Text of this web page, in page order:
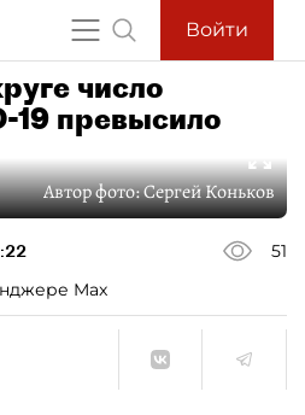
Войти
число
19 превысило
Автор фото:Сергей Коньков
51
Max